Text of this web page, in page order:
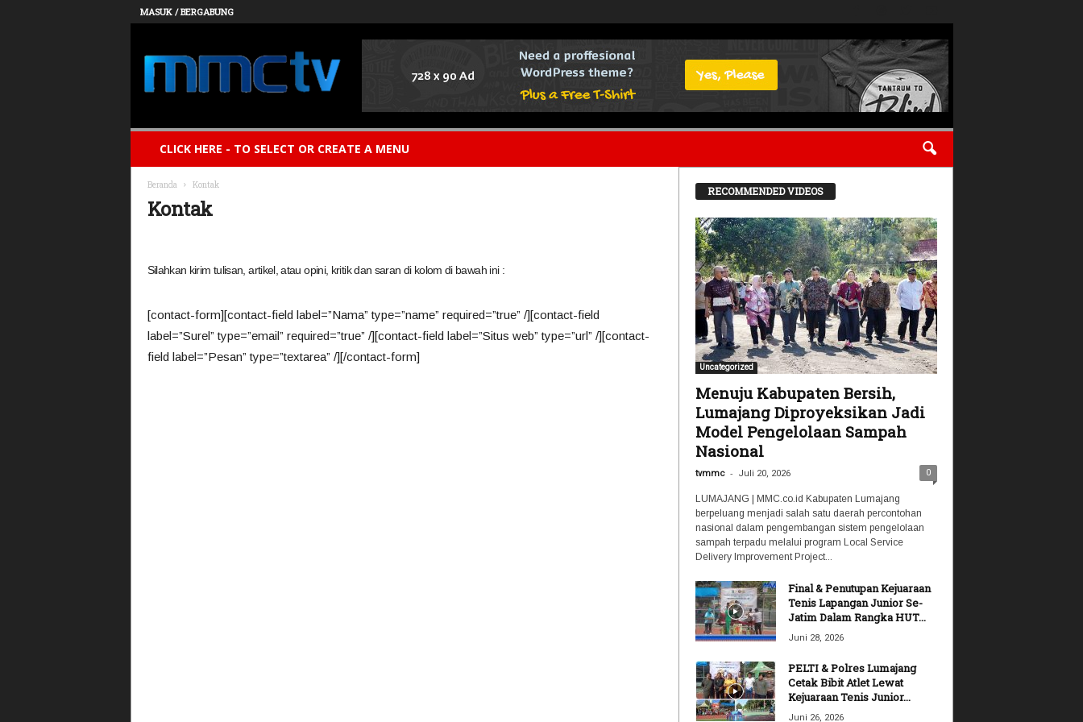
MASUK / BERGABUNG
CLICK HERE - TO SELECT OR CREATE A MENU
Beranda Kontak
Kontak
Silahkan kirim tulisan, artikel, atau opini, kritik dan saran di kolom di bawah ini :
[contact-form][contact-field label=”Nama” type=”name” required=”true” /][contact-field
label=”Surel” type=”email” required=”true” /][contact-field label=”Situs web” type=”url” /][contact-
field label=”Pesan” type=”textarea” /][/contact-form]
RECOMMENDED VIDEOS
Uncategorized
Menuju Kabupaten Bersih,
Lumajang Diproyeksikan Jadi
Model Pengelolaan Sampah
Nasional
tvmmc - Juli 20, 2026 0
LUMAJANG | MMC.co.id Kabupaten Lumajang
berpeluang menjadi salah satu daerah percontohan
nasional dalam pengembangan sistem pengelolaan
sampah terpadu melalui program Local Service
Delivery Improvement Project...
Final & Penutupan Kejuaraan
Tenis Lapangan Junior Se-
Jatim Dalam Rangka HUT...
Juni 28, 2026
PELTI & Polres Lumajang
Cetak Bibit Atlet Lewat
Kejuaraan Tenis Junior...
Juni 26, 2026